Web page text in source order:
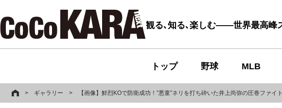
観る､知る､楽しむ――世界最高峰
トップ 野球 MLB
> ギャラリー > 【画像】鮮烈KOで防衛成功！”悪童”ネリを打ち砕いた井上尚弥の圧巻ファイ